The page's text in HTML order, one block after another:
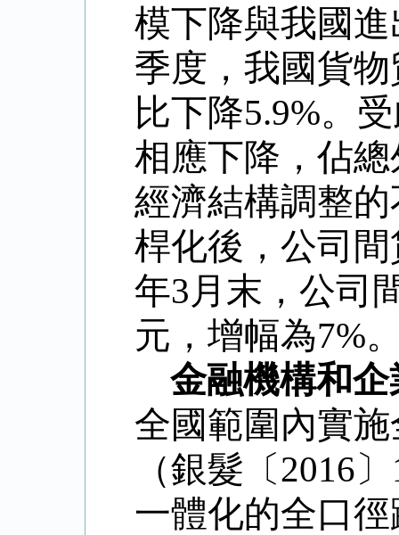
模下降與我國
季度，我國貨
比下降5.9%。
相應下降，佔
經濟結構調整
桿化後，公司
年3月末，公司
元，增幅為7%
金融機構和
全國範圍內實
（銀髮〔2016〕
一體化的全口